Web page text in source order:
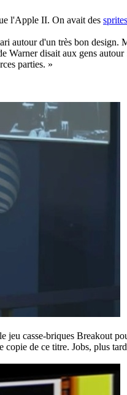
l'Apple II. On avait des sprites
autour d'un très bon
disait aux gens
parties. »
jeu casse-briques Breakout
de ce titre. Jobs, plus